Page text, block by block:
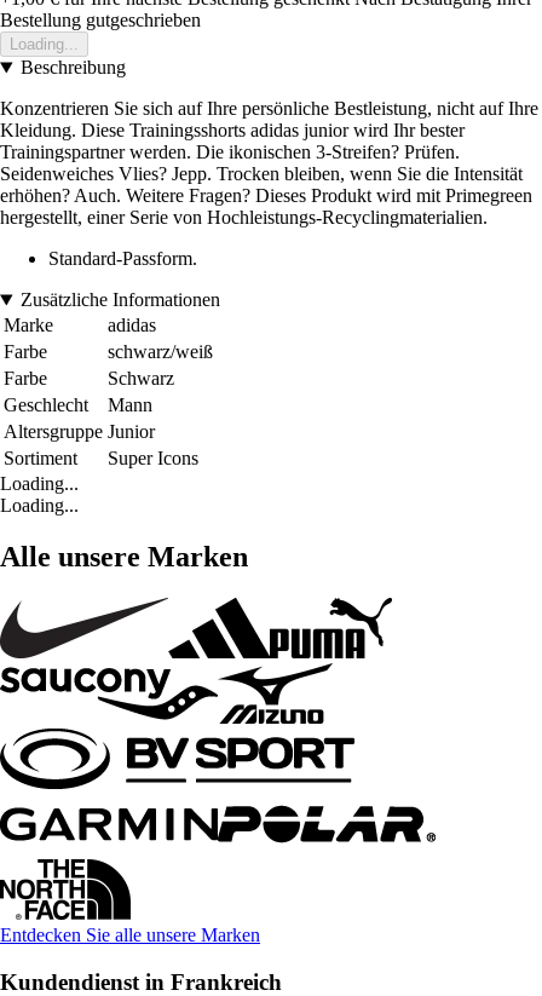
Bestellung gutgeschrieben
Loading...
Beschreibung
Konzentrieren Sie sich auf Ihre persönliche Bestleistung, nicht auf Ihre
Kleidung. Diese Trainingsshorts adidas junior wird Ihr bester
Trainingspartner werden. Die ikonischen 3-Streifen? Prüfen.
Seidenweiches Vlies? Jepp. Trocken bleiben, wenn Sie die Intensität
erhöhen? Auch. Weitere Fragen? Dieses Produkt wird mit Primegreen
hergestellt, einer Serie von Hochleistungs-Recyclingmaterialien.
Standard-Passform.
Zusätzliche Informationen
Marke
adidas
Farbe
schwarz/weiß
Farbe
Schwarz
Geschlecht
Mann
Altersgruppe Junior
Sortiment
Super Icons
Loading...
Loading...
Alle unsere Marken
Entdecken Sie alle unsere Marken
Kundendienst in Frankreich